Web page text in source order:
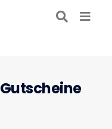
Gutscheine